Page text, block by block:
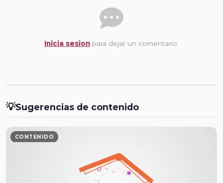
Inicia sesion para dejar un comentario.
💡Sugerencias de contenido
CONTENIDO